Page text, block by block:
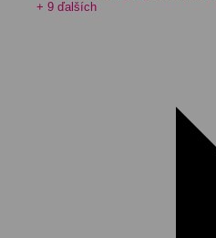
+ 9 ďalších